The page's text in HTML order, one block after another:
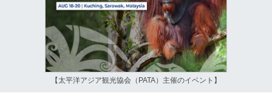
【太平洋アジア観光協会（PATA）主催のイベント】